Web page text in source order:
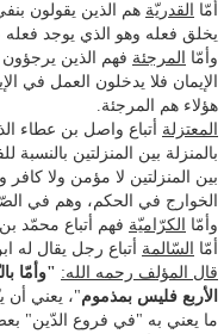
أمّا
القدريّة هم الذين يقولون
يخلق فعله وهو الذي يوجد فعله
وأمّا
المرجئة فهم الذين
الإيمان فلا يدخلون العمل في
هؤلاء هم المرجئة.
المعتزلة أتباع واصل بن عطاء
بالمنزلة بين المنزلتين
بين المنزلتين لا مؤمن ولا
الخوارج في الحكم، وهم في
وأمّا
الكرّاميّة فهم أتباع محمّد
أمّا
السّالمة أتباع رجل يقال له
قال المؤلف رحمه الله: "وأمّا
الأربع فليس بمذموم"، يعني أن
ما يعني به "في فروع الدّين"